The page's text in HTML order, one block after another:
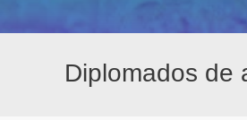
Diplomados de